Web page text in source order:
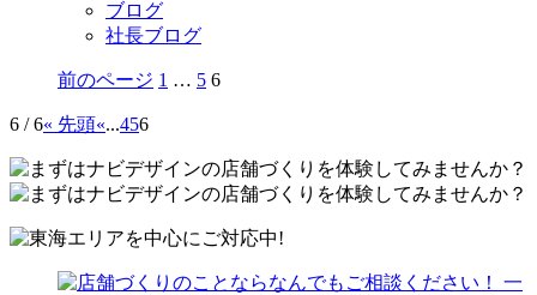
ブログ
社長ブログ
投
稿
の
ペ
ー
ジ
前のページ ペ
1 … ペ
5 ペ
6
6 / 6« 先頭«...456